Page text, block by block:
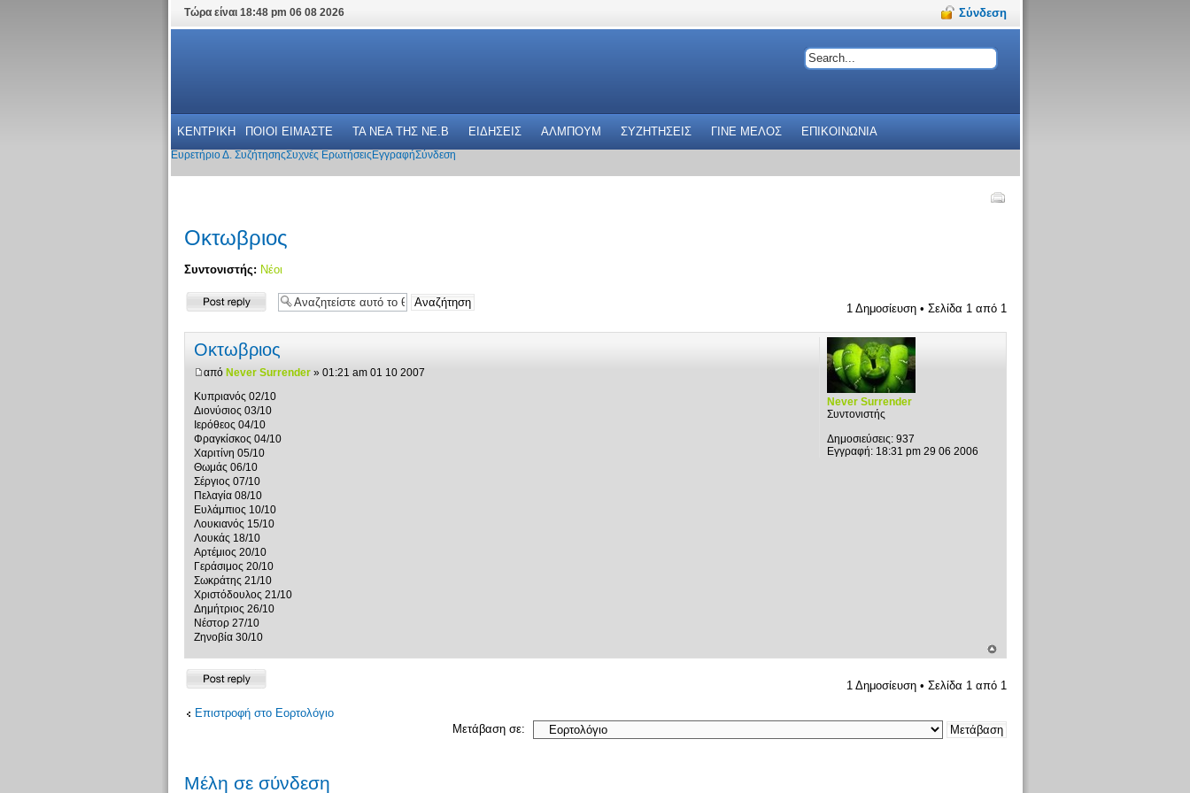
Τώρα είναι 18:48 pm 06 08 2026 Σύνδεση
ΚΕΝΤΡΙΚΗ ΠΟΙΟΙ ΕΙΜΑΣΤΕ ΤΑ ΝΕΑ THΣ NE.B ΕΙΔΗΣΕΙΣ ΑΛΜΠΟΥΜ ΣΥΖΗΤΗΣΕΙΣ ΓΙΝΕ ΜΕΛΟΣ ΕΠΙΚΟΙΝΩΝΙΑ
Ευρετήριο Δ. ΣυζήτησηςΣυχνές Ερωτήσεις ΕγγραφήΣύνδεση
Οκτωβριος
Συντονιστής: Νέοι
Δημιουργία
απάντησης
1 Δημοσίευση • Σελίδα 1από 1
Οκτωβριος
από Never Surrender» 01:21 am 01 10 2007
Κυπριανός 02/10
Διονύσιος 03/10
Ιερόθεος 04/10
Φραγκίσκος 04/10
Χαριτίνη 05/10
Θωμάς 06/10
Σέργιος 07/10
Πελαγία 08/10
Ευλάμπιος 10/10
Λουκιανός 15/10
Λουκάς 18/10
Αρτέμιος 20/10
Γεράσιμος 20/10
Σωκράτης 21/10
Χριστόδουλος 21/10
Δημήτριος 26/10
Νέστορ 27/10
Ζηνοβία 30/10
Never Surrender
Συντονιστής
Δημοσιεύσεις:937
Εγγραφή:18:31 pm 29 06 2006
Δημιουργία
απάντησης
1 Δημοσίευση • Σελίδα 1από 1
Επιστροφή στο Εορτολόγιο
Μετάβαση σε:
Μέλη σε σύνδεση